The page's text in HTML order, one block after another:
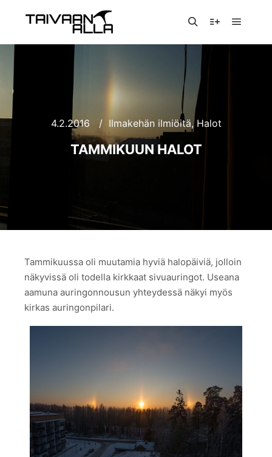
4.2.2016 Ilmakehän ilmiöitä, Halot
TAMMIKUUN HALOT
Tammikuussa oli muutamia hyviä halopäiviä, jolloin
näkyvissä oli todella kirkkaat sivuauringot. Useana
aamuna auringonnousun yhteydessä näkyi myös
kirkas auringonpilari.